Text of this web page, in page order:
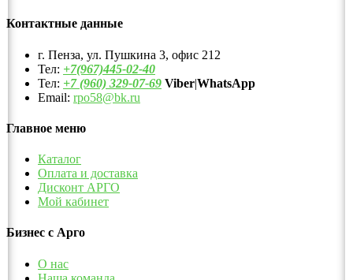
Контактные данные
г. Пенза, ул. Пушкина 3, офис 212
Тел: +7(967)445-02-40
Тел: +7 (960) 329-07-69 Viber|WhatsApp
Email: rpo58@bk.ru
Главное меню
Каталог
Оплата и доставка
Дисконт АРГО
Мой кабинет
Бизнес с Арго
О нас